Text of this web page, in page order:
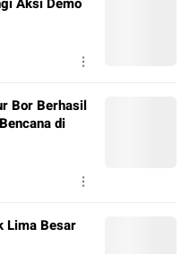
Bor Berhasil
di
Lima Besar